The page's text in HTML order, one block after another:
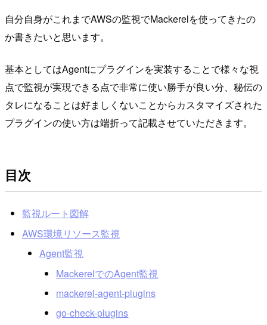
自分自身がこれまでAWSの監視でMackerelを使ってきたの
か書きたいと思います。
基本としてはAgentにプラグインを実装することで様々な視
点で監視が実現できる点で非常に使い勝手が良い分、秘伝の
タレになることは好ましくないことからカスタマイズされた
プラグインの使い方は端折って記載させていただきます。
目次
監視ルート図解
AWS環境リソース監視
Agent監視
MackerelでのAgent監視
mackerel-agent-plugins
go-check-plugins